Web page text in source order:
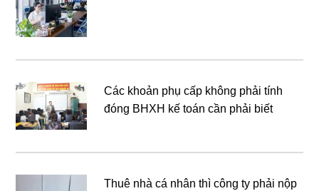
Các khoản phụ cấp không phải tính
đóng BHXH kế toán cần phải biết
Thuê nhà cá nhân thì công ty phải nộp